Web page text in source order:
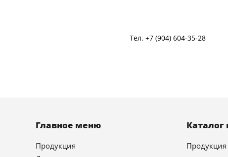
Тел. +7 (904) 604-35-28
Главное меню
Продукция
Каталог
Продукция